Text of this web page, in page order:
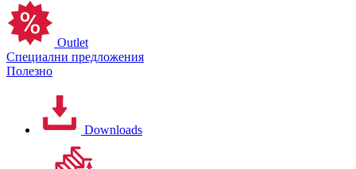
Outlet
Специални предложения
Полезно
Downloads